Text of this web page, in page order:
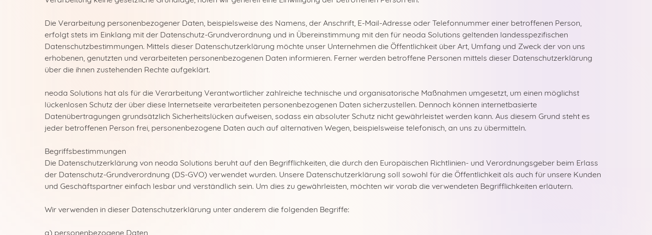
Deutschland
Die Verarbeitung personenbezogener Daten, beispielsweise des Namens, der Anschrift, E-Mail-Adresse oder Telefonnummer einer betroffenen Person,
erfolgt stets im Einklang mit der Datenschutz-Grundverordnung und in Übereinstimmung mit den für neoda Solutions geltenden landesspezifischen
Datenschutzbestimmungen. Mittels dieser Datenschutzerklärung möchte unser Unternehmen die Öffentlichkeit über Art, Umfang und Zweck der von uns
erhobenen, genutzten und verarbeiteten personenbezogenen Daten informieren. Ferner werden betroffene Personen mittels dieser Datenschutzerklärung
über die ihnen zustehenden Rechte aufgeklärt.
neoda Solutions hat als für die Verarbeitung Verantwortlicher zahlreiche technische und organisatorische Maßnahmen umgesetzt, um einen möglichst
lückenlosen Schutz der über diese Internetseite verarbeiteten personenbezogenen Daten sicherzustellen. Dennoch können internetbasierte
Datenübertragungen grundsätzlich Sicherheitslücken aufweisen, sodass ein absoluter Schutz nicht gewährleistet werden kann. Aus diesem Grund steht es
jeder betroffenen Person frei, personenbezogene Daten auch auf alternativen Wegen, beispielsweise telefonisch, an uns zu übermitteln.
Begriffsbestimmungen
Die Datenschutzerklärung von neoda Solutions beruht auf den Begrifflichkeiten, die durch den Europäischen Richtlinien- und Verordnungsgeber beim Erlass
der Datenschutz-Grundverordnung (DS-GVO) verwendet wurden. Unsere Datenschutzerklärung soll sowohl für die Öffentlichkeit als auch für unsere Kunden
und Geschäftspartner einfach lesbar und verständlich sein. Um dies zu gewährleisten, möchten wir vorab die verwendeten Begrifflichkeiten erläutern.
Wir verwenden in dieser Datenschutzerklärung unter anderem die folgenden Begriffe:
a) personenbezogene Daten